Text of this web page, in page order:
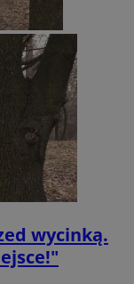
wycinką.